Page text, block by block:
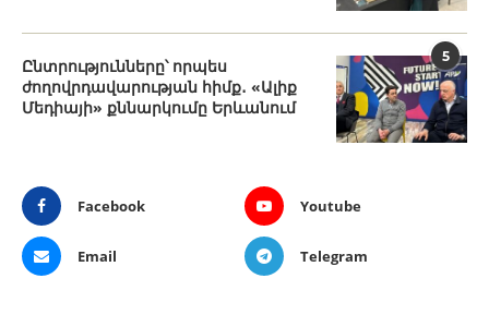
5
Ընտրությունները՝ որպես
ժողովրդավարության հիմք․ «Ալիք
Մեդիայի» քննարկումը Երևանում
Facebook Youtube
Email Telegram